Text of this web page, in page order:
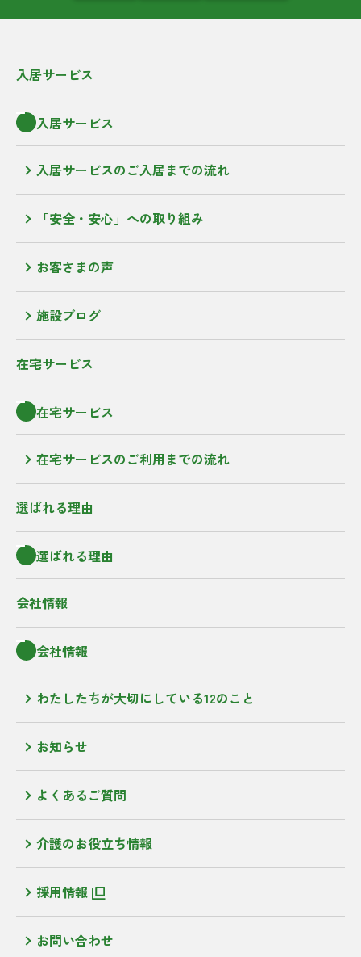
入居サービス
入居サービス
入居サービスのご入居までの流れ
「安全・安心」への取り組み
お客さまの声
施設ブログ
在宅サービス
在宅サービス
在宅サービスのご利用までの流れ
選ばれる理由
選ばれる理由
会社情報
会社情報
わたしたちが大切にしている12のこと
お知らせ
よくあるご質問
介護のお役立ち情報
採用情報
お問い合わせ